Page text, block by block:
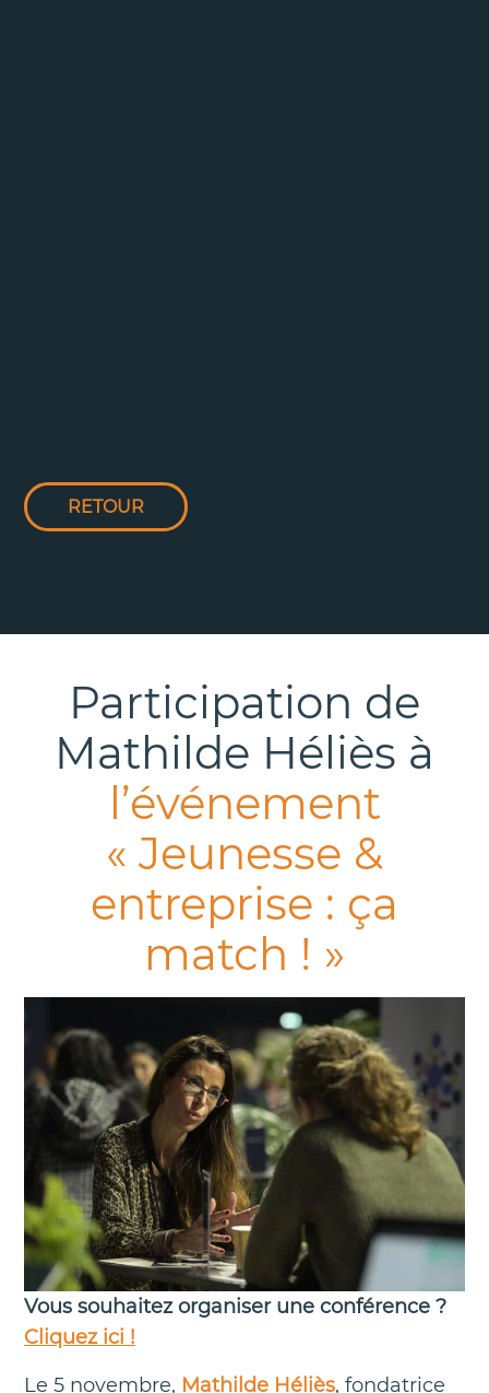
RETOUR
Participation de
Mathilde Héliès à
l’événement
« Jeunesse &
entreprise : ça
match ! »
Vous souhaitez organiser une conférence ?
Cliquez ici !
Le 5 novembre, Mathilde Héliès, fondatrice